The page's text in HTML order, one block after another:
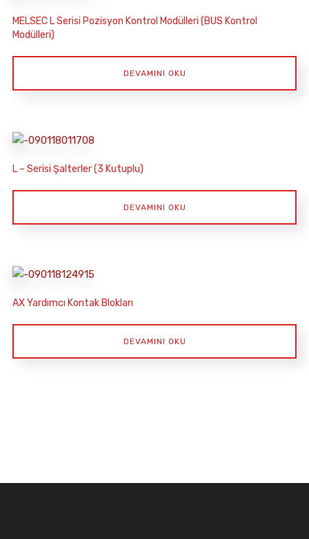
MELSEC L Serisi Pozisyon Kontrol Modülleri (BUS Kontrol
Modülleri)
DEVAMINI OKU
L – Serisi Şalterler (3 Kutuplu)
DEVAMINI OKU
AX Yardımcı Kontak Blokları
DEVAMINI OKU